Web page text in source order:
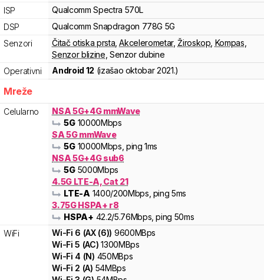
ISP
Qualcomm Spectra 570L
DSP
Qualcomm Snapdragon 778G 5G
Senzori
Čitač otiska prsta ,Akcelerometar,Žiroskop Kompas
Senzor blizine Senzor dubine
Operativni
Android 12 (izašao oktobar 2021.)
Mreže
Celularno
NSA 5G+4G mmWave
5G 10000Mbps
SA 5G mmWave
5G 10000Mbps , ping 1ms
NSA 5G+4G sub6
5G 5000Mbps
4.5G LTE-A, Cat 21
LTE-A 1400/200Mbps , ping 5ms
3.75G HSPA+ r8
HSPA+ 42.2/5.76Mbps , ping 50ms
WiFi
Wi-Fi 6 (AX (6)) 9600MBps
Wi-Fi5 (AC) 1300MBps
Wi-Fi 4 (N) 450MBps
Wi-Fi 2 (A) 54MBps